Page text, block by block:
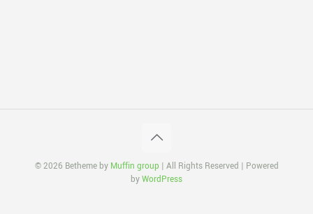
© 2026 Betheme by Muffin group | All Rights Reserved | Powered
byWordPress